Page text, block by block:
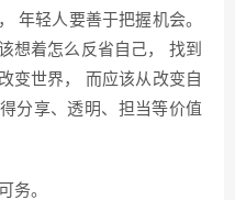
年轻人要善于把握机会。
想着怎么反省自己， 找到
变世界， 而应该从改变自
分享、透明、担当等价值
务。